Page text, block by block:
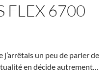
FLEX 6700
j’arrêtais un peu de parler de
en décide autrement…